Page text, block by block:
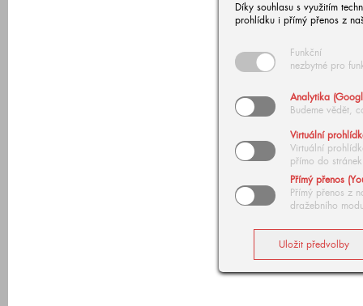
Díky souhlasu s využitím
prohlídku i přímý přenos z
Funkční
nezbytné pro
Analytika
Budeme vědět,
Virtuální
Virtuální
přímo do stránek
Přímý přenos
Přímý přenos z
dražebního